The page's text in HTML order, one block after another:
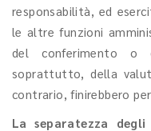
responsabilità, ed
le altre funzioni
del conferimento o
soprattutto, della
contrario, finirebbero
La separatezza